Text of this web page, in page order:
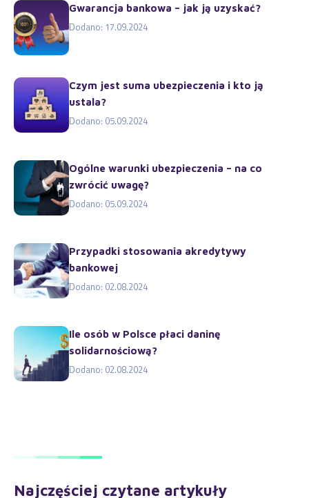
Gwarancja bankowa – jak ją uzyskać?
Dodano: 17.09.2024
Czym jest suma ubezpieczenia i kto ją
ustala?
Dodano: 05.09.2024
Ogólne warunki ubezpieczenia – na co
zwrócić uwagę?
Dodano: 05.09.2024
Przypadki stosowania akredytywy
bankowej
Dodano: 02.08.2024
Ile osób w Polsce płaci daninę
solidarnościową?
Dodano: 02.08.2024
Najczęściej czytane artykuły